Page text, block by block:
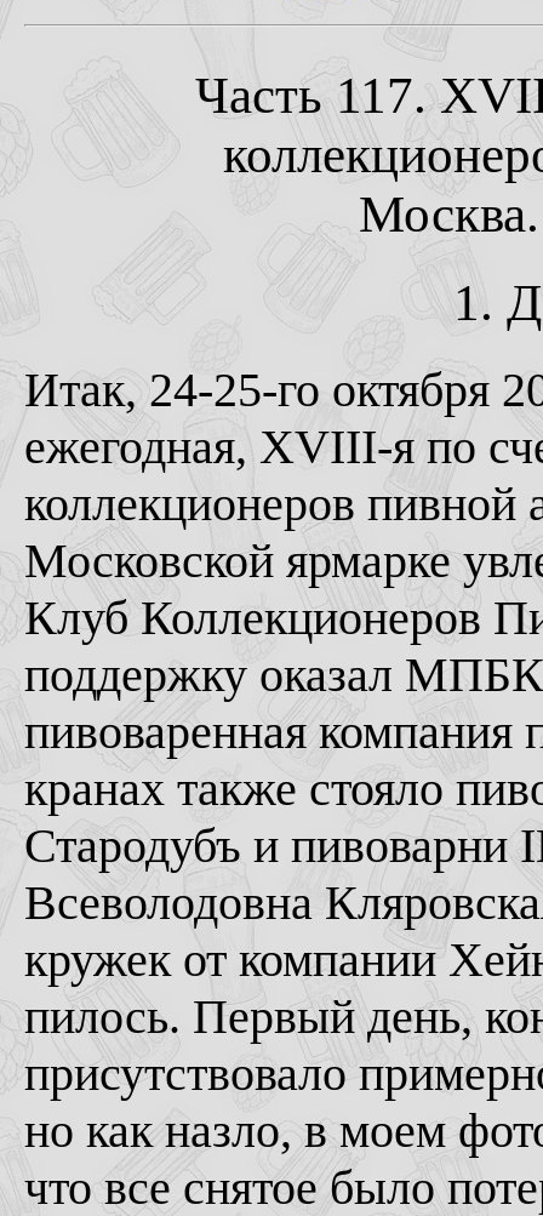
Часть 117.
1.
Итак, 24-25-го октября
ежегодная, XVIII-я по
коллекционеров пивной
Московской ярмарке
Клуб Коллекционеров
поддержку оказал
пивоваренная компания
кранах также стояло
Стародубъ и
Всеволодовна
кружек от компании
пилось. Первый день,
присутствовало
но как назло, в моем
что все снятое было